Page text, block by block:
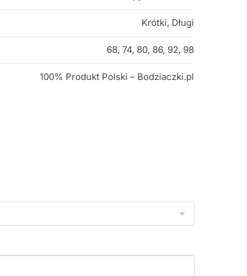
Krótki, Długi
68, 74, 80, 86, 92, 98
100% Produkt Polski – Bodziaczki.pl